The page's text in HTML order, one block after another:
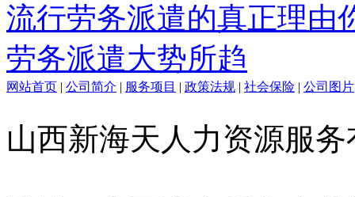
流行劳务派遣的真正理由
劳务派遣大势所趋
网站首页 | 公司简介 | 服务项目 | 政策法规 | 社会保险 | 公司图片
山西新海天人力资源服